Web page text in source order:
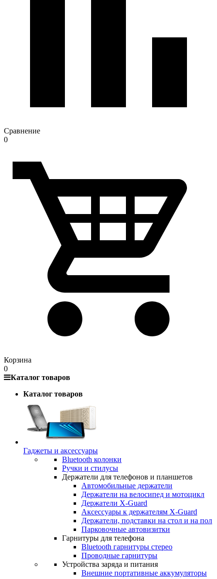
Сравнение
0
Корзина
0
Каталог товаров
Каталог товаров
Гаджеты и аксессуары
Bluetooth колонки
Ручки и стилусы
Держатели для телефонов и планшетов
Автомобильные держатели
Держатели на велосипед и мотоцикл
Держатели X-Guard
Аксессуары к держателям X-Guard
Держатели, подставки на стол и на пол
Парковочные автовизитки
Гарнитуры для телефона
Bluetooth гарнитуры стерео
Проводные гарнитуры
Устройства заряда и питания
Внешние портативные аккумуляторы